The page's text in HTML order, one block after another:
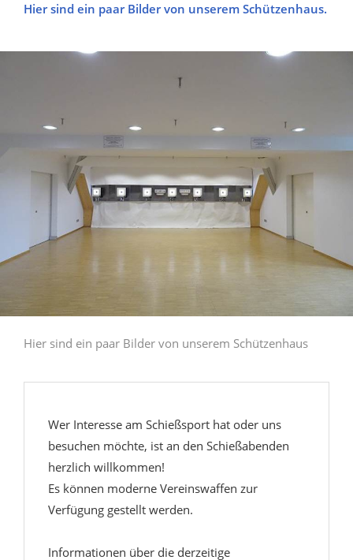
Hier sind ein paar Bilder von unserem Schützenhaus.
Hier sind ein paar Bilder von unserem Schützenhaus
Wer Interesse am Schießsport hat oder uns
besuchen möchte, ist an den Schießabenden
herzlich willkommen!
Es können moderne Vereinswaffen zur
Verfügung gestellt werden.
Informationen über die derzeitige